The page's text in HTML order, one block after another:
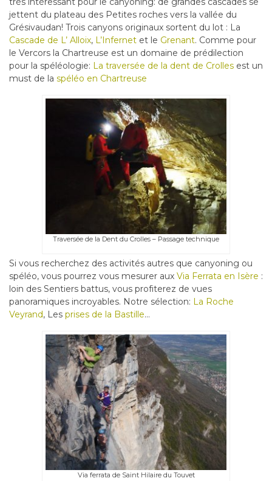
jettent du plateau des Petites roches vers la vallée du
Grésivaudan! Trois canyons originaux sortent du lot : La
Cascade de L’ Alloix, L’Infernet et le Grenant. Comme pour
le Vercors la Chartreuse est un domaine de prédilection
pour la spéléologie: La traversée de la dent de Crolles est un
must de la spéléo en Chartreuse
Traversée de la Dent du Crolles – Passage technique
Si vous recherchez des activités autres que canyoning ou
spéléo, vous pourrez vous mesurer aux Via Ferrata en Isère :
loin des Sentiers battus, vous profiterez de vues
panoramiques incroyables. Notre sélection: La Roche
Veyrand, Les prises de la Bastille…
Via ferrata de Saint Hilaire du Touvet